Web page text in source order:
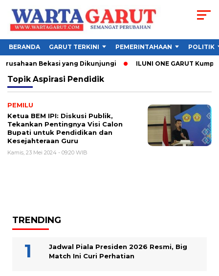
BERANDA GARUT TERKINI PEMERINTAHAAN POLITIK
Bekasi yang Dikunjungi ILUNI ONE GARUT
Topik Aspirasi Pendidik
PEMILU
Ketua BEM IPI: Diskusi Publik,
Tekankan Pentingnya Visi Calon
Bupati untuk Pendidikan dan
Kesejahteraan Guru
Kamis, 23 Mei 2024 - 09:20 WIB
TRENDING
Jadwal Piala Presiden 2026 Resmi, Big
Match Ini Curi Perhatian